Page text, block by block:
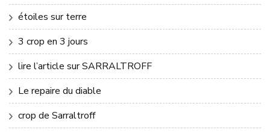
étoiles sur terre
3 crop en 3 jours
lire l’article sur SARRALTROFF
Le repaire du diable
crop de Sarraltroff